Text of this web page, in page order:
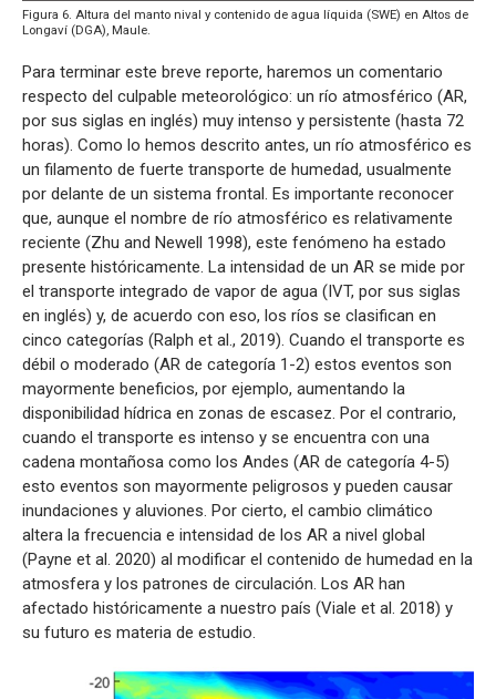
Figura 6. Altura del manto nival y contenido de agua líquida (SWE) en Altos de
Longaví (DGA), Maule.
Para terminar este breve reporte, haremos un comentario
respecto del culpable meteorológico: un río atmosférico (AR,
por sus siglas en inglés) muy intenso y persistente (hasta 72
horas). Como lo hemos descrito antes, un río atmosférico es
un filamento de fuerte transporte de humedad, usualmente
por delante de un sistema frontal. Es importante reconocer
que, aunque el nombre de río atmosférico es relativamente
reciente (Zhu and Newell 1998), este fenómeno ha estado
presente históricamente. La intensidad de un AR se mide por
el transporte integrado de vapor de agua (IVT, por sus siglas
en inglés) y, de acuerdo con eso, los ríos se clasifican en
cinco categorías (Ralph et al., 2019). Cuando el transporte es
débil o moderado (AR de categoría 1-2) estos eventos son
mayormente beneficios, por ejemplo, aumentando la
disponibilidad hídrica en zonas de escasez. Por el contrario,
cuando el transporte es intenso y se encuentra con una
cadena montañosa como los Andes (AR de categoría 4-5)
esto eventos son mayormente peligrosos y pueden causar
inundaciones y aluviones. Por cierto, el cambio climático
altera la frecuencia e intensidad de los AR a nivel global
(Payne et al. 2020) al modificar el contenido de humedad en la
atmosfera y los patrones de circulación. Los AR han
afectado históricamente a nuestro país (Viale et al. 2018) y
su futuro es materia de estudio.